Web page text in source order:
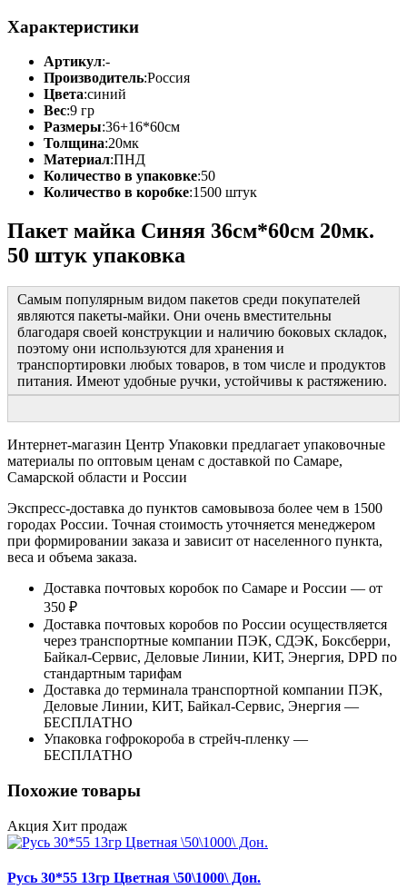
Характеристики
Артикул:-
Производитель:Россия
Цвета:синий
Вес:9 гр
Размеры:36+16*60см
Толщина:20мк
Материал:ПНД
Количество в упаковке:50
Количество в коробке:1500 штук
Пакет майка Синяя 36см*60см 20мк.
50 штук упаковка
Самым популярным видом пакетов среди покупателей
являются пакеты-майки. Они очень вместительны
благодаря своей конструкции и наличию боковых складок,
поэтому они используются для хранения и
транспортировки любых товаров, в том числе и продуктов
питания. Имеют удобные ручки, устойчивы к растяжению.
Интернет-магазин Центр Упаковки предлагает упаковочные
материалы по оптовым ценам с доставкой по Самаре,
Самарской области и России
Экспресс-доставка до пунктов самовывоза более чем в 1500
городах России. Точная стоимость уточняется менеджером
при формировании заказа и зависит от населенного пункта,
веса и объема заказа.
Доставка почтовых коробок по Самаре и России — от
350 ₽
Доставка почтовых коробов по России осуществляется
через транспортные компании ПЭК, СДЭК, Боксберри,
Байкал-Сервис, Деловые Линии, КИТ, Энергия, DPD по
стандартным тарифам
Доставка до терминала транспортной компании ПЭК,
Деловые Линии, КИТ, Байкал-Сервис, Энергия —
БЕСПЛАТНО
Упаковка гофрокороба в стрейч-пленку —
БЕСПЛАТНО
Похожие товары
Акция Хит продаж
Русь 30*55 13гр Цветная \50\1000\ Дон.